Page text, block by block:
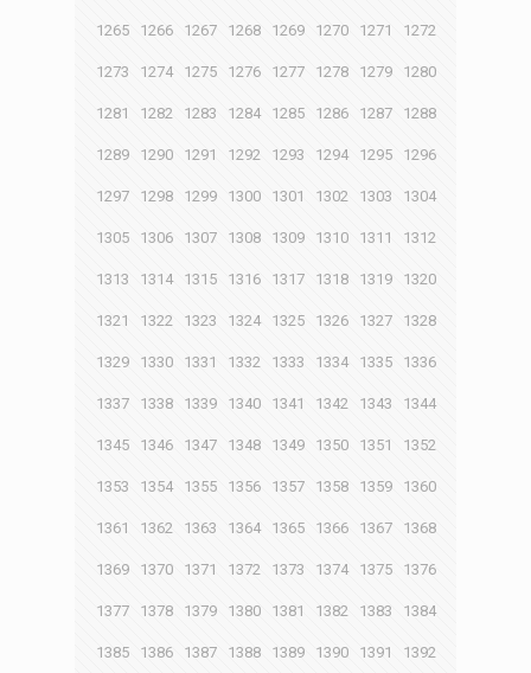
1265 1266 1267 1268 1269 1270 1271 1272
1273 1274 1275 1276 1277 1278 1279 1280
1281 1282 1283 1284 1285 1286 1287 1288
1289 1290 1291 1292 1293 1294 1295 1296
1297 1298 1299 1300 1301 1302 1303 1304
1305 1306 1307 1308 1309 1310 1311 1312
1313 1314 1315 1316 1317 1318 1319 1320
1321 1322 1323 1324 1325 1326 1327 1328
1329 1330 1331 1332 1333 1334 1335 1336
1337 1338 1339 1340 1341 1342 1343 1344
1345 1346 1347 1348 1349 1350 1351 1352
1353 1354 1355 1356 1357 1358 1359 1360
1361 1362 1363 1364 1365 1366 1367 1368
1369 1370 1371 1372 1373 1374 1375 1376
1377 1378 1379 1380 1381 1382 1383 1384
1385 1386 1387 1388 1389 1390 1391 1392